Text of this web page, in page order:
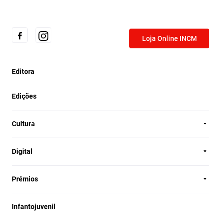
Loja Online INCM
Editora
Edições
Cultura
Digital
Prémios
Infantojuvenil